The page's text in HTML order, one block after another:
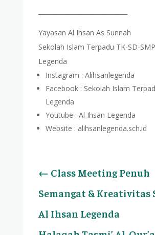
Yayasan Al Ihsan As Sunnah
Sekolah Islam Terpadu TK-SD-
Legenda
Instagram : Alihsanlegenda
Facebook : Sekolah Islam
Legenda
Youtube : Al Ihsan Legenda
Website : alihsanlegenda.sch.id
← Class Meeting Penuh
Semangat & Kreativitas
Al Ihsan Legenda